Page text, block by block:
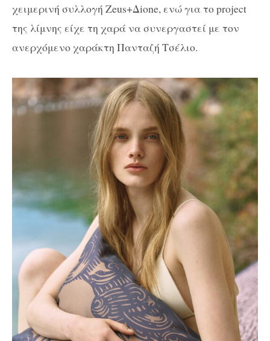
χειμερινή συλλογή Zeus+Δione, ενώ για το project
της λίμνης είχε τη χαρά να συνεργαστεί με τον
ανερχόμενο χαράκτη Πανταζή Τσέλιο.